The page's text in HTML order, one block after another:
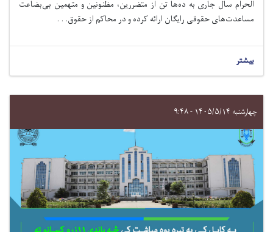
الحرام سال جاری به ده‌ها تن از متضررین، مظنونین و متهمین بی‌بضاعت
مساعدت‌های حقوقی رایگان ارائه کرده و در محاکم از حقوق. . .
بیشتر
چهارشنبه ۱۴۰۵/۵/۱۴ - ۹:۴۸